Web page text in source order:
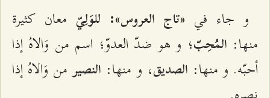
و جاء في «تاج العروس»: للوَلِيّ معان كثيرة
منها: المُحِبّ؛ و هو ضدّ العدوّ؛ اسم من وَالاهُ إذا
أحبّه. و منها: الصديق، و منها: النصيرمن وَالاهُ إذا